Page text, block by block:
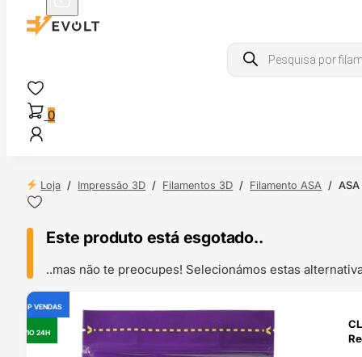
Products
search
0
Loja / Impressão 3D / Filamentos 3D / Filamento ASA /
Este produto está esgotado..
..mas não te preocupes! Selecionámos estas
OUTLET
TOP VENDAS
ENVIO 24H